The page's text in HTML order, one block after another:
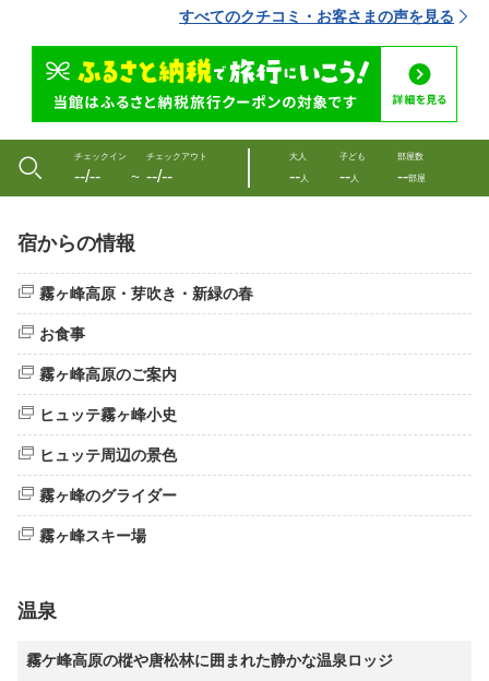
すべてのクチコミ・お客さまの声を見る
チェックイン
--/-- 〜
チェックアウト
--/--
大人
--人
子ども
--人
部屋数
--部屋
宿からの情報
霧ヶ峰高原・芽吹き・新緑の春
お食事
霧ヶ峰高原のご案内
ヒュッテ霧ヶ峰小史
ヒュッテ周辺の景色
霧ヶ峰のグライダー
霧ヶ峰スキー場
温泉
霧ケ峰高原の樅や唐松林に囲まれた静かな温泉ロッジ